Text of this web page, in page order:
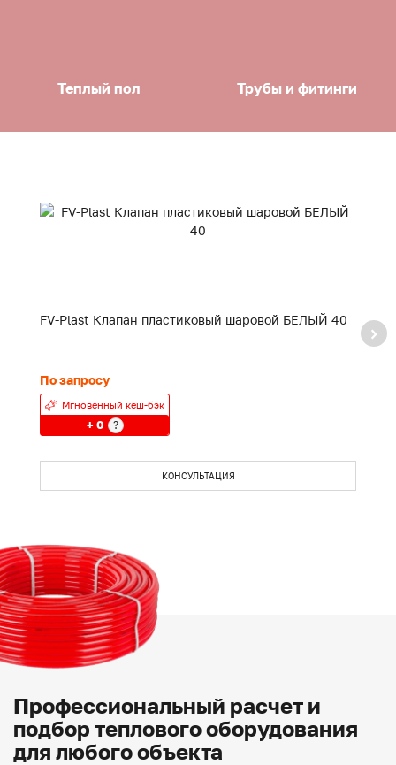
Теплый пол Трубы и фитинги
FV-Plast Клапан пластиковый шаровой БЕЛЫЙ 40
По запросу
Мгновенный кеш-бэк
+ 0 ?
КОНСУЛЬТАЦИЯ
Профессиональный расчет и
подбор теплового оборудования
для любого объекта